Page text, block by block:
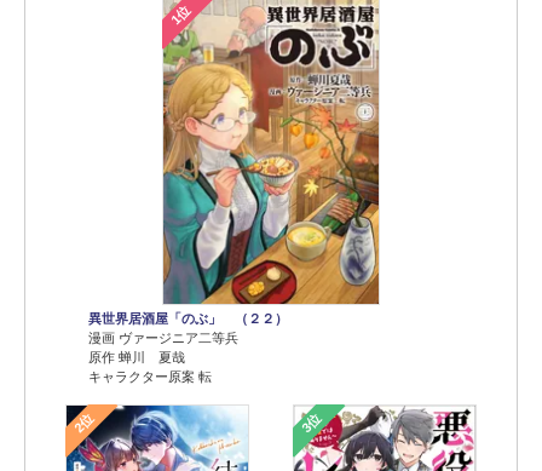
1位
異世界居酒屋「のぶ」 （２２）
漫画 ヴァージニア二等兵
原作 蝉川 夏哉
キャラクター原案 転
2位 3位